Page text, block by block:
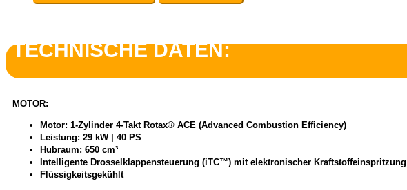
TECHNISCHE DATEN:
MOTOR:
Motor: 1-Zylinder 4-Takt Rotax® ACE (Advanced Combustion Efficiency)
Leistung: 29 kW | 40 PS
Hubraum: 650 cm³
Intelligente Drosselklappensteuerung (iTC™) mit elektronischer Kraftstoffeinspritzung
Flüssigkeitsgekühlt